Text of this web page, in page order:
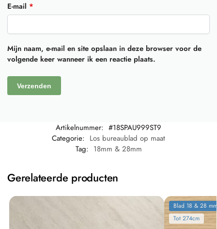
E-mail *
Mijn naam, e-mail en site opslaan in deze browser voor de
volgende keer wanneer ik een reactie plaats.
Artikelnummer: #18SPAU999ST9
Categorie: Los bureaublad op maat
Tag: 18mm & 28mm
Gerelateerde producten
Blad 18 & 28 mm
Tot 274cm